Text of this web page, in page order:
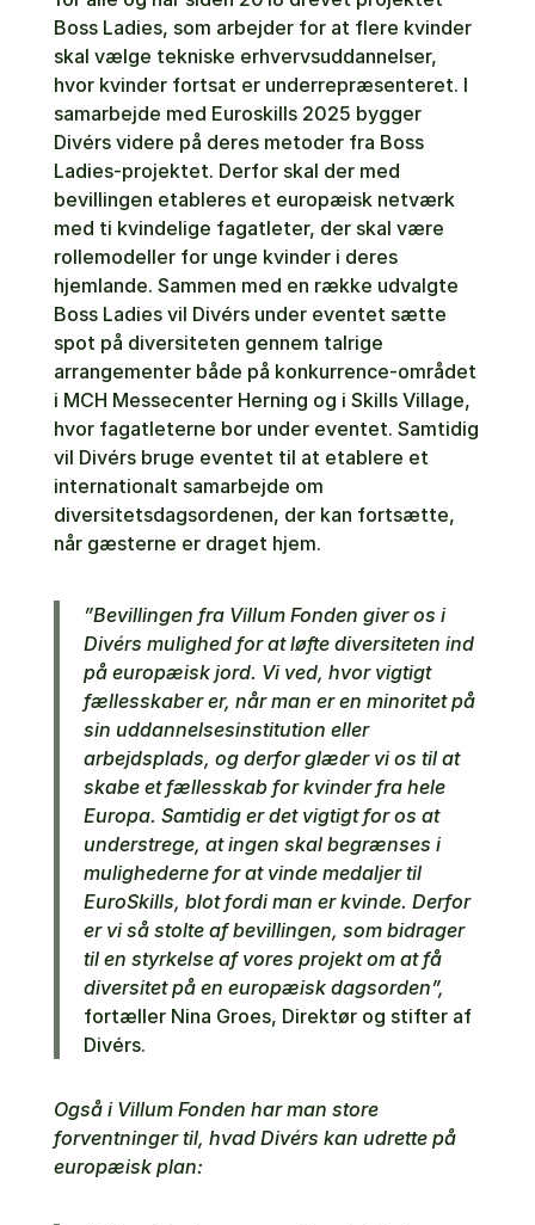
Boss Ladies, som arbejder for at flere kvinder
skal vælge tekniske erhvervsuddannelser,
hvor kvinder fortsat er underrepræsenteret. I
samarbejde med Euroskills 2025 bygger
Divérs videre på deres metoder fra Boss
Ladies-projektet. Derfor skal der med
bevillingen etableres et europæisk netværk
med ti kvindelige fagatleter, der skal være
rollemodeller for unge kvinder i deres
hjemlande. Sammen med en række udvalgte
Boss Ladies vil Divérs under eventet sætte
spot på diversiteten gennem talrige
arrangementer både på konkurrence-området
i MCH Messecenter Herning og i Skills Village,
hvor fagatleterne bor under eventet. Samtidig
vil Divérs bruge eventet til at etablere et
internationalt samarbejde om
diversitetsdagsordenen, der kan fortsætte,
når gæsterne er draget hjem.
”Bevillingen fra Villum Fonden giver os i
Divérs mulighed for at løfte diversiteten ind
på europæisk jord. Vi ved, hvor vigtigt
fællesskaber er, når man er en minoritet på
sin uddannelsesinstitution eller
arbejdsplads, og derfor glæder vi os til at
skabe et fællesskab for kvinder fra hele
Europa. Samtidig er det vigtigt for os at
understrege, at ingen skal begrænses i
mulighederne for at vinde medaljer til
EuroSkills, blot fordi man er kvinde. Derfor
er vi så stolte af bevillingen, som bidrager
til en styrkelse af vores projekt om at få
diversitet på en europæisk dagsorden”,
fortæller Nina Groes, Direktør og stifter af
Divérs.
Også i Villum Fonden har man store
forventninger til, hvad Divérs kan udrette på
europæisk plan: